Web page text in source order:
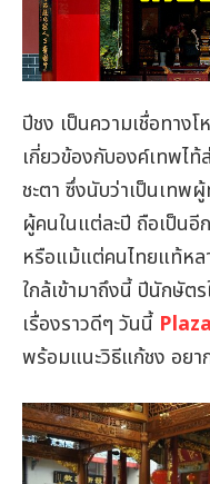
ปีชง เป็นความเชื่อทาง
เกี่ยวข้องกับองค์เทพไ
ชะตา ซึ่งนับว่าเป็นเทพ
ผู้คนในแต่ละปี ถือเป็นอี
หรือแม้แต่คนไทยแท้หล
ใกล้เข้ามาถึงนี้ ปีนักษัตร
เรื่องราวดีๆ วันนี้
พร้อมแนะวิธีแก้ชง อยา